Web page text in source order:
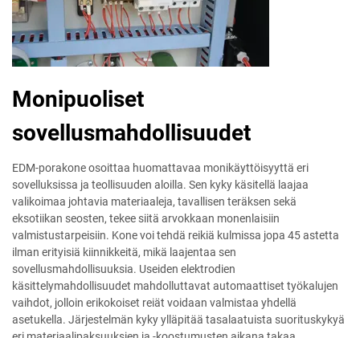
Monipuoliset
sovellusmahdollisuudet
EDM-porakone osoittaa huomattavaa monikäyttöisyyttä eri
sovelluksissa ja teollisuuden aloilla. Sen kyky käsitellä laajaa
valikoimaa johtavia materiaaleja, tavallisen teräksen sekä
eksotiikan seosten, tekee siitä arvokkaan monenlaisiin
valmistustarpeisiin. Kone voi tehdä reikiä kulmissa jopa 45 astetta
ilman erityisiä kiinnikkeitä, mikä laajentaa sen
sovellusmahdollisuuksia. Useiden elektrodien
käsittelymahdollisuudet mahdolluttavat automaattiset työkalujen
vaihdot, jolloin erikokoiset reiät voidaan valmistaa yhdellä
asetukella. Järjestelmän kyky ylläpitää tasalaatuista suorituskykyä